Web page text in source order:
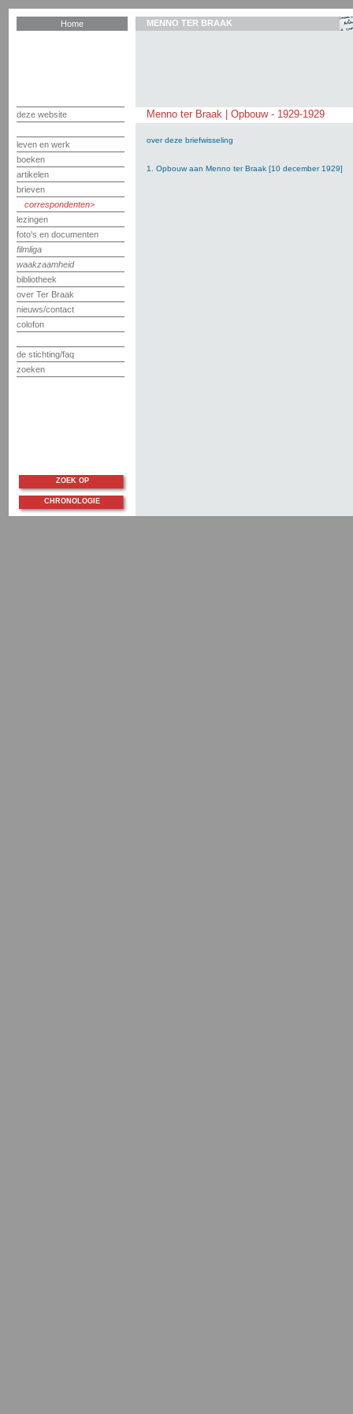
Home
deze website
leven en werk
boeken
artikelen
brieven
correspondenten
lezingen
foto's en documenten
filmliga
waakzaamheid
bibliotheek
over Ter Braak
nieuws/contact
colofon
de stichting/faq
zoeken
MENNO TER BRAAK
Menno ter Braak | Opbouw - 1929-1929
over deze briefwisseling
1. Opbouw aan Menno ter Braak [10 december 1929]
ZOEK OP
CHRONOLOGIE